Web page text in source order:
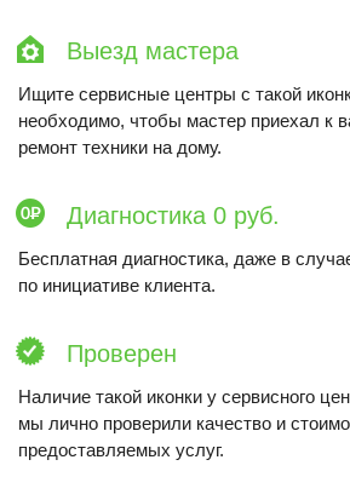
Выезд мастера
Ищите сервисные центры с такой
необходимо, чтобы мастер приехал к
ремонт техники на дому.
Диагностика 0 руб.
Бесплатная диагностика, даже в
по инициативе клиента.
Проверен
Наличие такой иконки у сервисного
мы лично проверили качество и
предоставляемых услуг.